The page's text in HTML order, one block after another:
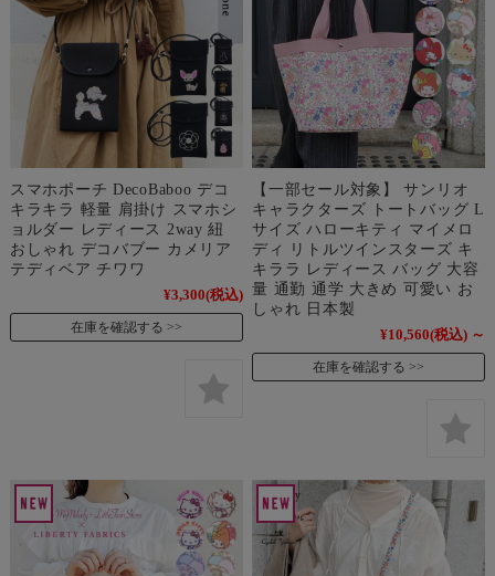
スマホポーチ DecoBaboo デコ
キラキラ 軽量 肩掛け スマホシ
ョルダー レディース 2way 紐
おしゃれ デコバブー カメリア
テディベア チワワ
¥3,300(税込)
在庫を確認する
【一部セール対象】 サンリオ
キャラクターズ トートバッグ L
サイズ ハローキティ マイメロ
ディ リトルツインスターズ キ
キララ レディース バッグ 大容
量 通勤 通学 大きめ 可愛い お
しゃれ 日本製
¥10,560(税込) ～
在庫を確認する